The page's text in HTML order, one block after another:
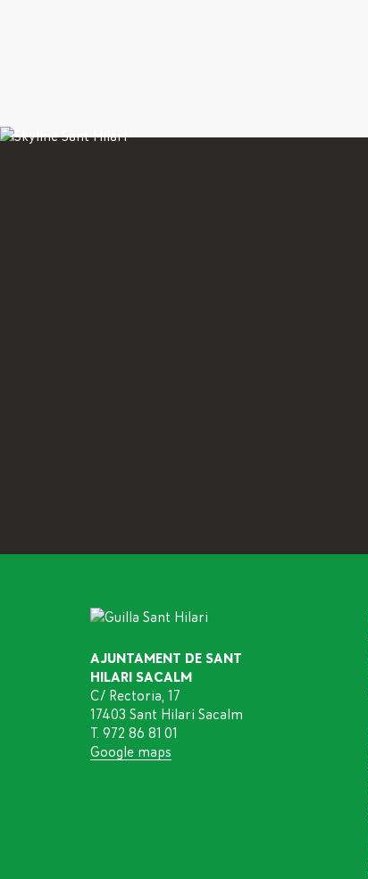
AJUNTAMENT DE SANT
HILARI SACALM
C/ Rectoria, 17
17403 Sant Hilari Sacalm
T. 972 86 81 01
Google maps